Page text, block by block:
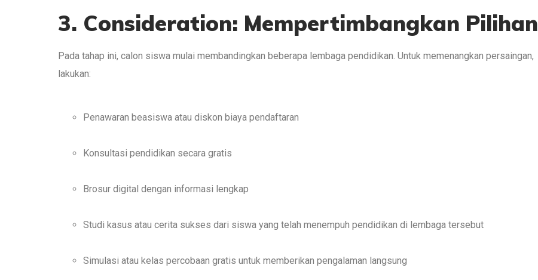
3. Consideration: Mempertimbangkan Pilihan
Pada tahap ini, calon siswa mulai membandingkan beberapa lembaga pendidikan. Untuk memenangkan persaingan,
lakukan:
Penawaran beasiswa atau diskon biaya pendaftaran
Konsultasi pendidikan secara gratis
Brosur digital dengan informasi lengkap
Studi kasus atau cerita sukses dari siswa yang telah menempuh pendidikan di lembaga tersebut
Simulasi atau kelas percobaan gratis untuk memberikan pengalaman langsung